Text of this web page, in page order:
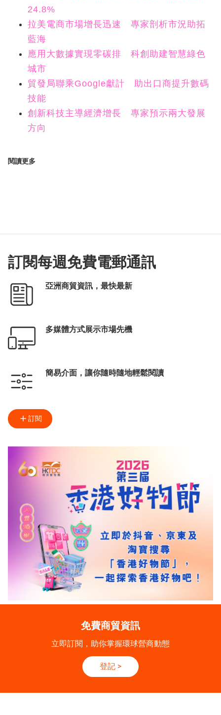
24.8%
拉美電商市場增長迅速 專家剖析市況助拓
藍海
應用大數據實現零碳排 科創助建智慧綠色
城市
貿發局聯乘Google獻計 助出口商提升數碼
技能
創新科技主導經濟增長 專家預示兩大發展
方向
閱讀更多
訂閱每週免費電郵通訊
亞洲商貿資訊，最快最新
多媒體方式展示市場先機
簡易介面，讓你隨時隨地輕鬆閱讀
訂閱
免費商貿資訊
立即訂閱，助你掌握環球營商動態
登記 >